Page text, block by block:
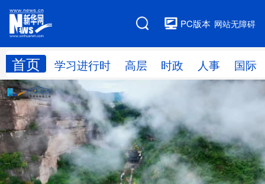
网站无障碍
PC版本
首页 学习进行时 高层 时政 人事 国际
网站地图
学习进行时 高层 时政
国际 财经 网评 港澳
台湾 思客智库 全球连线 教育